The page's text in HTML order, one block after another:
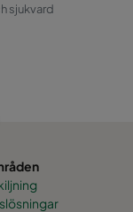
sjukvard